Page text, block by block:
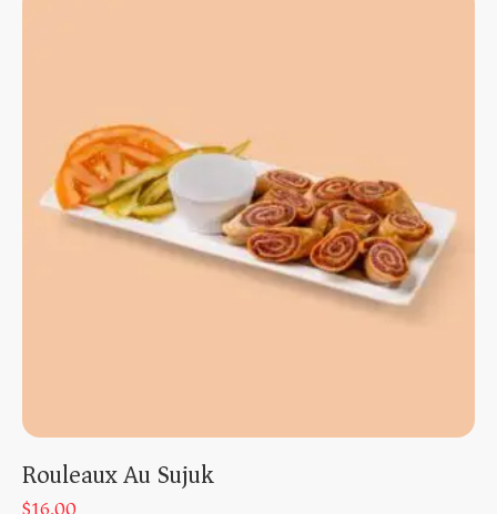
Rouleaux Au Sujuk